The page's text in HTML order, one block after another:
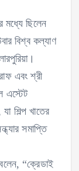
মধ্যে ছিলেন
বিশ্ব কল্যাণ
এবং শ্রী
এস্টেট
শিল্প খাতের
সমাপ্তি
“ক্রেডাই